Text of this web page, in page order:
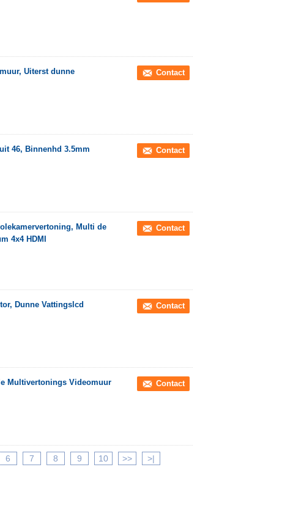
Uiterst dunne
Contact
46, Binnenhd 3.5mm
Contact
Multi de
4x4 HDMI
Contact
Dunne Vattingslcd
Contact
Multivertonings Videomuur
Contact
6 7 8 9 10 >> >|